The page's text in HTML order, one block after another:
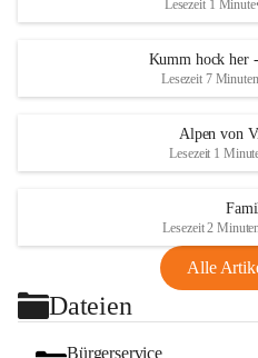
Lesezeit 1 Minute
Kumm hock her
Lesezeit 7 Minuten
Alpen von
Lesezeit 1
Lesezeit 2
Alle
Dateien
Bürgerservice